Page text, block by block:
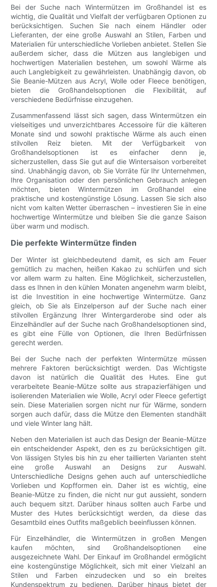
Bei der Suche nach Wintermützen im Großhandel ist es
wichtig, die Qualität und Vielfalt der verfügbaren Optionen zu
berücksichtigen. Suchen Sie nach einem Händler oder
Lieferanten, der eine große Auswahl an Stilen, Farben und
Materialien für unterschiedliche Vorlieben anbietet. Stellen Sie
außerdem sicher, dass die Mützen aus langlebigen und
hochwertigen Materialien bestehen, um sowohl Wärme als
auch Langlebigkeit zu gewährleisten. Unabhängig davon, ob
Sie Beanie-Mützen aus Acryl, Wolle oder Fleece benötigen,
bieten die Großhandelsoptionen die Flexibilität, auf
verschiedene Bedürfnisse einzugehen.
Zusammenfassend lässt sich sagen, dass Wintermützen ein
vielseitiges und unverzichtbares Accessoire für die kälteren
Monate sind und sowohl praktische Wärme als auch einen
stilvollen Reiz bieten. Mit der Verfügbarkeit von
Großhandelsoptionen ist es einfacher denn je,
sicherzustellen, dass Sie gut auf die Wintersaison vorbereitet
sind. Unabhängig davon, ob Sie Vorräte für Ihr Unternehmen,
Ihre Organisation oder den persönlichen Gebrauch anlegen
möchten, bieten Wintermützen im Großhandel eine
praktische und kostengünstige Lösung. Lassen Sie sich also
nicht vom kalten Wetter überraschen – investieren Sie in eine
hochwertige Wintermütze und bleiben Sie die ganze Saison
über warm und modisch.
Die perfekte Wintermütze finden
Der Winter ist gleichbedeutend damit, es sich am Feuer
gemütlich zu machen, heißen Kakao zu schlürfen und sich
vor allem warm zu halten. Eine Möglichkeit, sicherzustellen,
dass es Ihnen in den kühlen Monaten angenehm warm bleibt,
ist die Investition in eine hochwertige Wintermütze. Ganz
gleich, ob Sie als Einzelperson auf der Suche nach einer
stilvollen Ergänzung Ihrer Wintergarderobe sind oder als
Einzelhändler auf der Suche nach Großhandelsoptionen sind,
es gibt eine Fülle von Optionen, die Ihren Bedürfnissen
gerecht werden.
Bei der Suche nach der perfekten Wintermütze müssen
mehrere Faktoren berücksichtigt werden. Das Wichtigste
davon ist natürlich die Qualität des Hutes. Eine gut
verarbeitete Beanie-Mütze sollte aus strapazierfähigen und
isolierenden Materialien wie Wolle, Acryl oder Fleece gefertigt
sein. Diese Materialien sorgen nicht nur für Wärme, sondern
sorgen auch dafür, dass die Mütze den Elementen standhält
und viele Winter lang hält.
Neben den Materialien ist auch das Design der Beanie-Mütze
ein entscheidender Aspekt, den es zu berücksichtigen gilt.
Von lässigen Styles bis hin zu eher taillierten Varianten steht
eine große Auswahl an Designs zur Auswahl.
Unterschiedliche Designs gehen auch auf unterschiedliche
Vorlieben und Kopfformen ein. Daher ist es wichtig, eine
Beanie-Mütze zu finden, die nicht nur gut aussieht, sondern
auch bequem sitzt. Darüber hinaus sollten auch Farbe und
Muster des Hutes berücksichtigt werden, da diese das
Gesamtbild eines Outfits maßgeblich beeinflussen können.
Für Einzelhändler, die Wintermützen in großen Mengen
kaufen möchten, sind Großhandelsoptionen eine
ausgezeichnete Wahl. Der Einkauf im Großhandel ermöglicht
eine kostengünstige Möglichkeit, sich mit einer Vielzahl an
Stilen und Farben einzudecken und so ein breites
Kundenspektrum zu bedienen. Darüber hinaus bietet der